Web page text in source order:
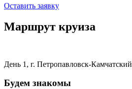
Оставить заявку
Маршрут круиза
День 1, г. Петропавловск-Камчатский
Будем знакомы